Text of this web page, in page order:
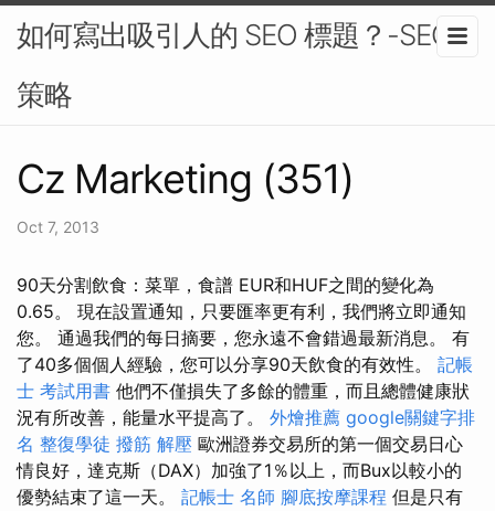
如何寫出吸引人的 SEO 標題？-SEO
策略
Cz Marketing (351)
Oct 7, 2013
90天分割飲食：菜單，食譜 EUR和HUF之間的變化為
0.65。 現在設置通知，只要匯率更有利，我們將立即通知
您。 通過我們的每日摘要，您永遠不會錯過最新消息。 有
了40多個個人經驗，您可以分享90天飲食的有效性。 記帳
士 考試用書 他們不僅損失了多餘的體重，而且總體健康狀
況有所改善，能量水平提高了。 外燴推薦 google關鍵字排
名 整復學徒 撥筋 解壓 歐洲證券交易所的第一個交易日心
情良好，達克斯（DAX）加強了1％以上，而Bux以較小的
優勢結束了這一天。 記帳士 名師 腳底按摩課程 但是只有